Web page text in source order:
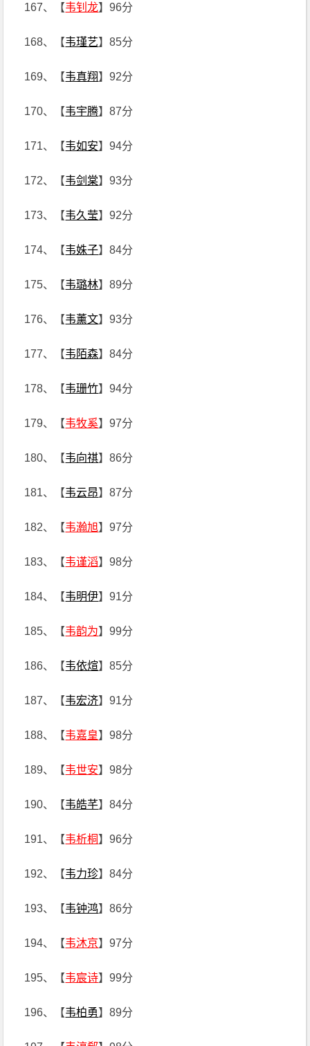
167、【韦钊龙】96分
168、【韦瑾艺】85分
169、【韦真翔】92分
170、【韦宇腾】87分
171、【韦如安】94分
172、【韦剑棠】93分
173、【韦久莹】92分
174、【韦姝子】84分
175、【韦璐林】89分
176、【韦薰文】93分
177、【韦陌森】84分
178、【韦珊竹】94分
179、【韦牧奚】97分
180、【韦向祺】86分
181、【韦云昂】87分
182、【韦瀚旭】97分
183、【韦谨滔】98分
184、【韦明伊】91分
185、【韦韵为】99分
186、【韦依煊】85分
187、【韦宏济】91分
188、【韦嘉皇】98分
189、【韦世安】98分
190、【韦皓芊】84分
191、【韦析桐 】96分
192、【韦力珍】84分
193、【韦钟鸿】86分
194、【韦沐京】97分
195、【韦宸诗】99分
196、【韦柏勇】89分